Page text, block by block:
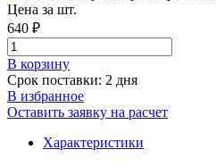
Цена за шт.
640 ₽
В корзинy
Срок поставки: 2 дня
В избранное
Оставить заявку на расчет
Характеристики